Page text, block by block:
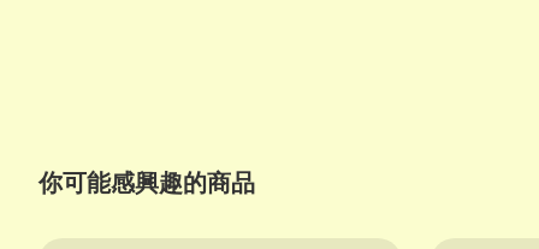
你可能感興趣的商品